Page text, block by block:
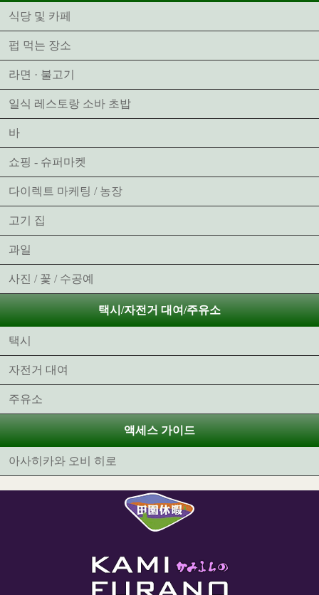
식당 및 카페
펍 먹는 장소
라면 · 불고기
일식 레스토랑 소바 초밥
바
쇼핑 - 슈퍼마켓
다이렉트 마케팅 / 농장
고기 집
과일
사진 / 꽃 / 수공예
택시/자전거 대여/주유소
택시
자전거 대여
주유소
액세스 가이드
아사히카와 오비 히로